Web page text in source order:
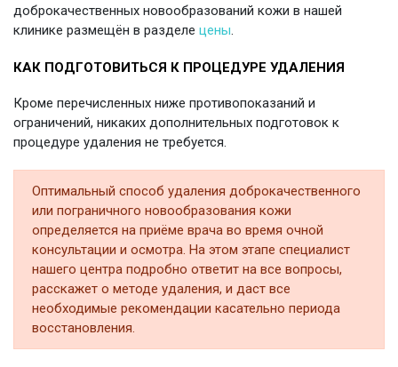
доброкачественных новообразований кожи в нашей
клинике размещён в разделе цены.
КАК ПОДГОТОВИТЬСЯ К ПРОЦЕДУРЕ УДАЛЕНИЯ
Кроме перечисленных ниже противопоказаний и
ограничений, никаких дополнительных подготовок к
процедуре удаления не требуется.
Оптимальный способ удаления доброкачественного
или пограничного новообразования кожи
определяется на приёме врача во время очной
консультации и осмотра. На этом этапе специалист
нашего центра подробно ответит на все вопросы,
расскажет о методе удаления, и даст все
необходимые рекомендации касательно периода
восстановления.